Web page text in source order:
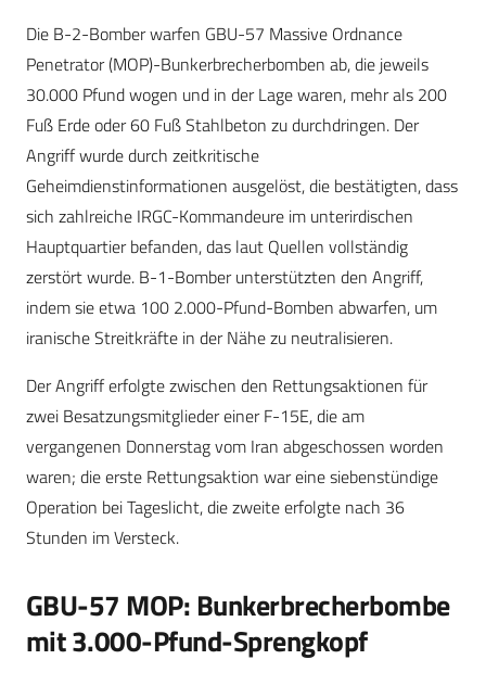
Die B-2-Bomber warfen GBU-57 Massive Ordnance
Penetrator (MOP)-Bunkerbrecherbomben ab, die jeweils
30.000 Pfund wogen und in der Lage waren, mehr als 200
Fuß Erde oder 60 Fuß Stahlbeton zu durchdringen. Der
Angriff wurde durch zeitkritische
Geheimdienstinformationen ausgelöst, die bestätigten, dass
sich zahlreiche IRGC-Kommandeure im unterirdischen
Hauptquartier befanden, das laut Quellen vollständig
zerstört wurde. B-1-Bomber unterstützten den Angriff,
indem sie etwa 100 2.000-Pfund-Bomben abwarfen, um
iranische Streitkräfte in der Nähe zu neutralisieren.
Der Angriff erfolgte zwischen den Rettungsaktionen für
zwei Besatzungsmitglieder einer F-15E, die am
vergangenen Donnerstag vom Iran abgeschossen worden
waren; die erste Rettungsaktion war eine siebenstündige
Operation bei Tageslicht, die zweite erfolgte nach 36
Stunden im Versteck.
GBU-57 MOP: Bunkerbrecherbombe
mit 3.000-Pfund-Sprengkopf